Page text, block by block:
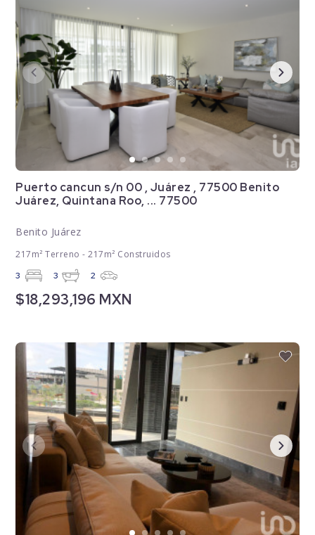
Puerto cancun s/n 00 , Juárez , 77500 Benito
Juárez, Quintana Roo, ... 77500
Benito Juárez
217m² Terreno - 217m² Construidos
3 3 2
$18,293,196 MXN